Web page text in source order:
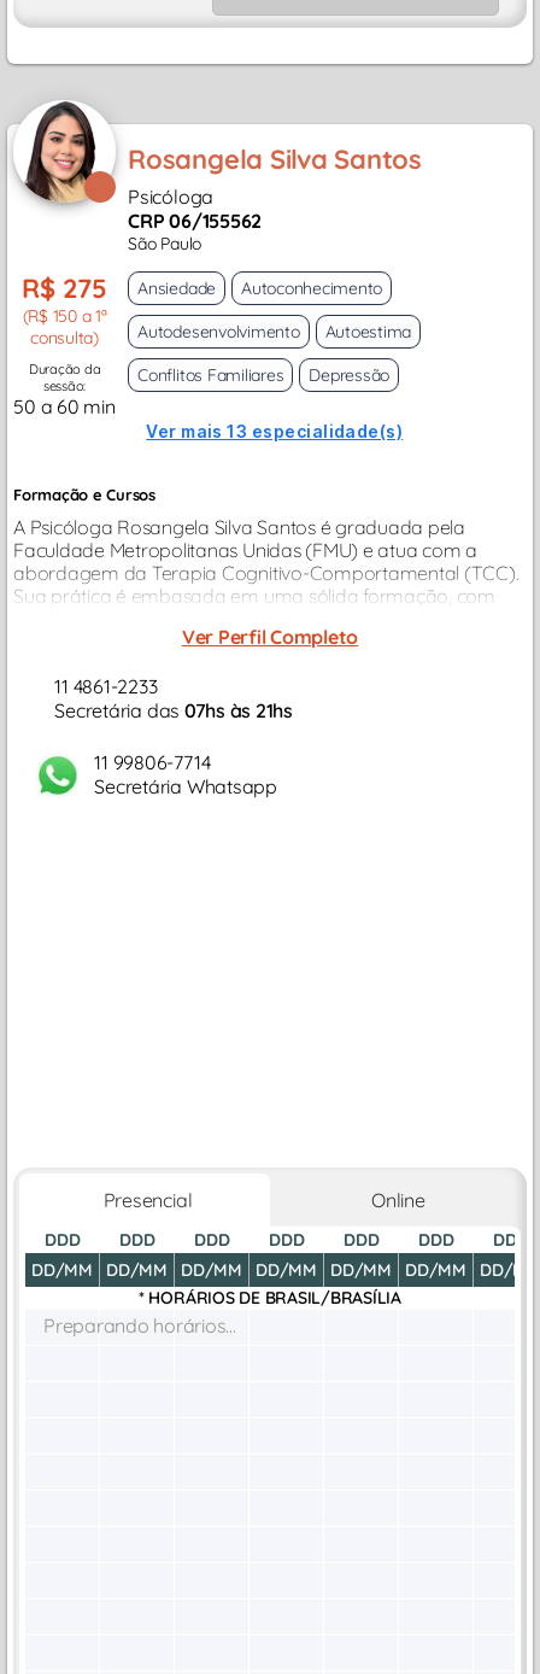
Rosangela Silva Santos
Psicóloga
CRP 06/155562
São Paulo
R$ 275
(R$ 150 a 1ª
consulta)
Duração da
sessão:
50 a 60 min
Ansiedade
Autoconhecimento
Autodesenvolvimento
Autoestima
Conflitos Familiares
Depressão
Ver mais 13 especialidade(s)
Formação e Cursos
A Psicóloga Rosangela Silva Santos é graduada pela
Faculdade Metropolitanas Unidas (FMU) e atua com a
abordagem da Terapia Cognitivo-Comportamental (TCC).
Sua prática é embasada em uma sólida formação, com
contribuem para o seu...Ver Perfil Completo
11 4861-2233
Secretária das 07hs às 21hs
11 99806-7714
Secretária Whatsapp
Presencial Online
DDD
DD/MM
DDD
DD/MM
DDD
DD/MM
DDD
DD/MM
DDD
DD/MM
DDD
DD/MM
DDD
DD/MM
* HORÁRIOS DE BRASIL/BRASÍLIA
Preparando horários...